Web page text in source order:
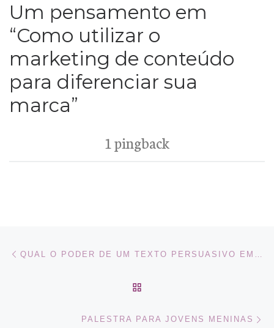
Um pensamento em
“Como utilizar o
marketing de conteúdo
para diferenciar sua
marca”
1 pingback
Navegação do post
PALESTRA PARA JOVENS MENINAS